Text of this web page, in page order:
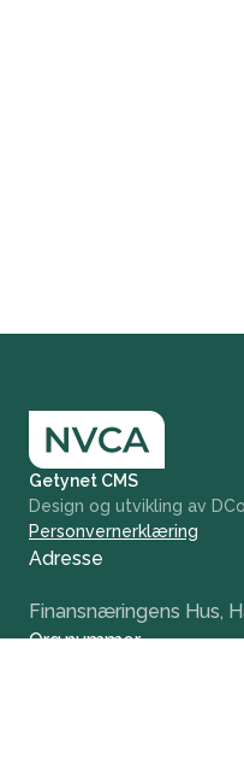
Getynet CMS
Design og utvikling av
Personvernerklæring
Adresse
Finansnæringens Hus,
Org.nummer